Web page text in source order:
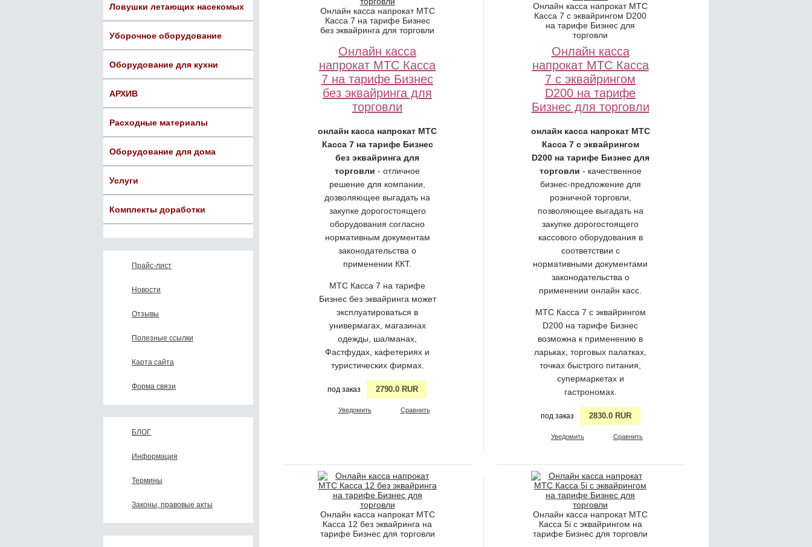
Ловушки летающих насекомых
Уборочное оборудование
Оборудование для кухни
АРХИВ
Расходные материалы
Оборудование для дома
Услуги
Комплекты доработки
Прайс-лист
Новости
Отзывы
Полезные ссылки
Карта сайта
Форма связи
БЛОГ
Информация
Термины
Законы, правовые акты
Онлайн касса напрокат МТС
Касса 7 на тарифе Бизнес
без эквайринга для торговли
Онлайн касса
напрокат МТС Касса
7 на тарифе Бизнес
без эквайринга для
торговли
онлайн касса напрокат МТС
Касса 7 на тарифе Бизнес
без эквайринга для
торговли - отличное
решение для компании,
дозволяющее выгадать на
закупке дорогостоящего
оборудования согласно
нормативным документам
законодательства о
применении ККТ.
МТС Касса 7 на тарифе
Бизнес без эквайринга может
эксплуатироваться в
универмагах, магазинах
одежды, шалманах,
Фастфудах, кафетериях и
туристических фирмах.
под заказ 2790.0 RUR
Уведомить Сравнить
Онлайн касса напрокат МТС
Касса 7 с эквайрингом D200
на тарифе Бизнес для
торговли
Онлайн касса
напрокат МТС Касса
7 с эквайрингом
D200 на тарифе
Бизнес для торговли
онлайн касса напрокат МТС
Касса 7 с эквайрингом
D200 на тарифе Бизнес для
торговли - качественное
бизнес-предложение для
розничной торговли,
позволяющее выгадать на
закупке дорогостоящего
кассового оборудования в
соответствии с
нормативными документами
законодательства о
применении онлайн касс.
МТС Касса 7 с эквайрингом
D200 на тарифе Бизнес
возможна к применению в
ларьках, торговых палатках,
точках быстрого питания,
супермаркетах и
гастрономах.
под заказ 2830.0 RUR
Уведомить Сравнить
Онлайн касса напрокат МТС
Касса 12 без эквайринга на
тарифе Бизнес для торговли
Онлайн касса напрокат МТС
Касса 5i с эквайрингом на
тарифе Бизнес для торговли